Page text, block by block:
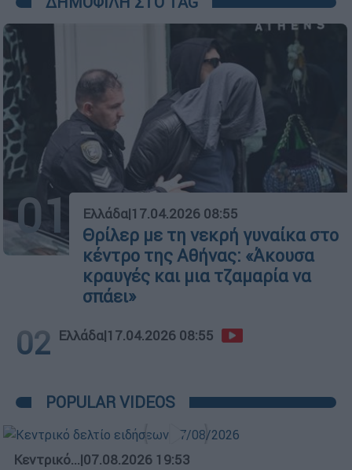
01 Ελλάδα|17.04.2026 08:55
Θρίλερ με τη νεκρή γυναίκα στο
κέντρο της Αθήνας: «Άκουσα
κραυγές και μια τζαμαρία να
σπάει»
02 Ελλάδα|17.04.2026 08:55
POPULAR VIDEOS
Κεντρικό...|07.08.2026 19:53